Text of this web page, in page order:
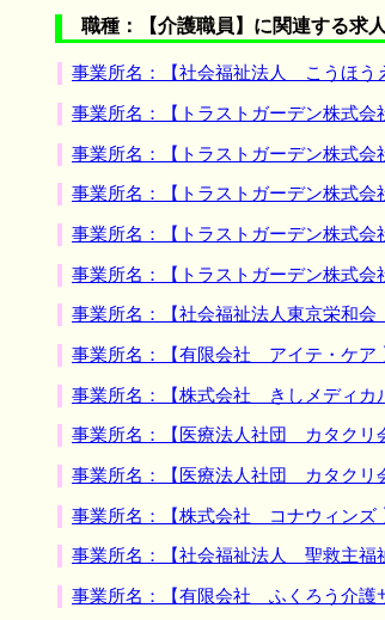
職種：【介護職員】に関連する求
事業所名：【社会福祉法人 こうほう
事業所名：【トラストガーデン株式会
事業所名：【トラストガーデン株式会
事業所名：【トラストガーデン株式会
事業所名：【トラストガーデン株式会
事業所名：【トラストガーデン株式会
事業所名：【社会福祉法人東京栄和
事業所名：【有限会社 アイテ・ケア
事業所名：【株式会社 きしメディカ
事業所名：【医療法人社団 カタクリ
事業所名：【医療法人社団 カタクリ
事業所名：【株式会社 コナウィンズ
事業所名：【社会福祉法人 聖救主福
事業所名：【有限会社 ふくろう介護